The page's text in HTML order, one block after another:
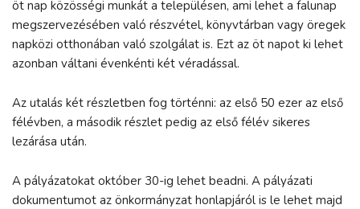
öt nap közösségi munkát a településen, ami lehet a falunap
megszervezésében való részvétel, könyvtárban vagy öregek
napközi otthonában való szolgálat is. Ezt az öt napot ki lehet
azonban váltani évenkénti két véradással.
Az utalás két részletben fog történni: az első 50 ezer az első
félévben, a második részlet pedig az első félév sikeres
lezárása után.
A pályázatokat október 30-ig lehet beadni. A pályázati
dokumentumot az önkormányzat honlapjáról is le lehet majd